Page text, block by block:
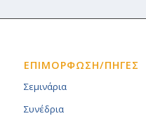
ΕΠΙΜΟΡΦΩΣΗ/ΠΗΓΕΣ
Σεμινάρια
Συνέδρια